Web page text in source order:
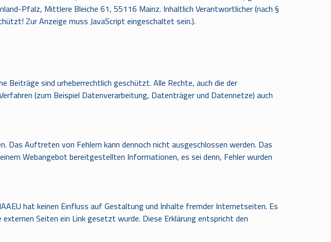
Pfalz, Mittlere Bleiche 61, 55116 Mainz. Inhaltlich Verantwortlicher (nach §
Zur Anzeige muss JavaScript eingeschaltet sein.).
Beiträge sind urheberrechtlich geschützt. Alle Rechte, auch die der
(zum Beispiel Datenverarbeitung, Datenträger und Datennetze) auch
Auftreten von Fehlern kann dennoch nicht ausgeschlossen werden. Das
Webangebot bereitgestellten Informationen, es sei denn, Fehler wurden
hat keinen Einfluss auf Gestaltung und Inhalte fremder Internetseiten. Es
Seiten ein Link gesetzt wurde. Diese Erklärung entspricht den